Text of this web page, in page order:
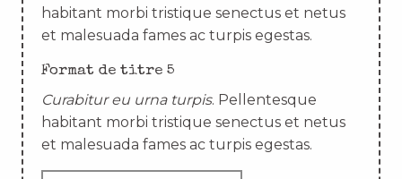
habitant morbi tristique senectus et netus
et malesuada fames ac turpis egestas.
Format de titre 5
Curabitur eu urna turpis. Pellentesque
habitant morbi tristique senectus et netus
et malesuada fames ac turpis egestas.